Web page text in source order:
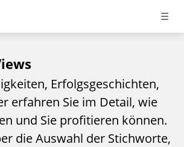
Erfolgsgeschichten,
erfahren Sie im Detail, wie
und Sie profitieren können.
die Auswahl der Stichworte,